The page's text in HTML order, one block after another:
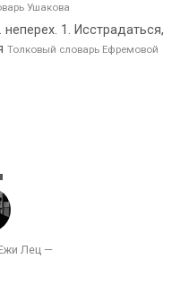
Ушакова
1. Исстрадаться,
Толковый словарь Ефремовой